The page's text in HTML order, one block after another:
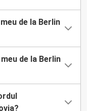
de la Berlin
de la Berlin